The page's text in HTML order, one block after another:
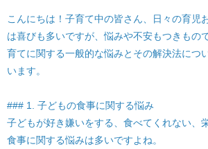
こんにちは！子育て中の皆さん、日々の育児
は喜びも多いですが、悩みや不安もつきもの
育てに関する一般的な悩みとその解決法につ
います。
### 1. 子どもの食事に関する悩み
子どもが好き嫌いをする、食べてくれない、
食事に関する悩みは多いですよね。